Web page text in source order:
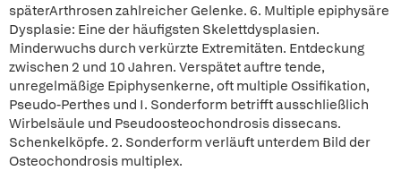
späterArthrosen zahlreicher Gelenke. 6. Multiple epiphysäre
Dysplasie: Eine der häufigsten Skelettdysplasien.
Minderwuchs durch verkürzte Extremitäten. Entdeckung
zwischen 2 und 10 Jahren. Verspätet auftre tende,
unregelmäßige Epiphysenkerne, oft multiple Ossifikation,
Pseudo-Perthes und I. Sonderform betrifft ausschließlich
Wirbelsäule und Pseudoosteochondrosis dissecans.
Schenkelköpfe. 2. Sonderform verläuft unterdem Bild der
Osteochondrosis multiplex.